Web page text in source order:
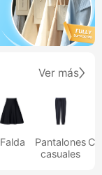
Ver más
Falda
Pantalones
casuales